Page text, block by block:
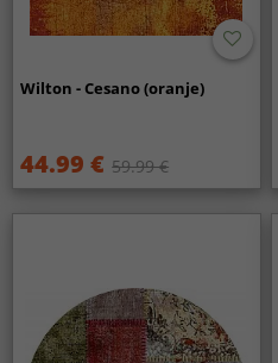
Wilton - Cesano (oranje)
44.99 € 59.99 €